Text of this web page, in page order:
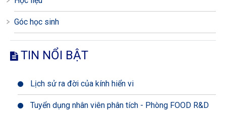
Góc học sinh
TIN NỔI BẬT
Lịch sử ra đời của kính hiển vi
Tuyển dụng nhân viên phân tích - Phòng FOOD R&D